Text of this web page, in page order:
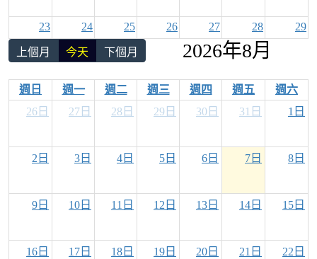
23 24 25 26 27 28 29
上個月 今天 下個月 2026年8月
週日 週一 週二 週三 週四 週五
週六
26日
27日 28日 29日 30日 31日 1日
2日 3日 4日 5日 6日 7日 8日
9日 10日 11日 12日 13日 14日 15日
16日 17日 18日 19日 20日 21日 22日